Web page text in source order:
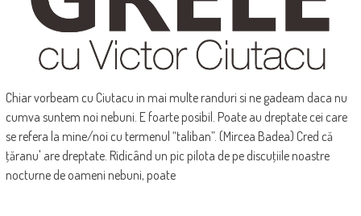
Chiar vorbeam cu Ciutacu in mai multe randuri si ne gadeam daca nu
cumva suntem noi nebuni. E foarte posibil. Poate au dreptate cei care
se refera la mine/noi cu termenul “taliban”. (Mircea Badea) Cred că
ţăranu' are dreptate. Ridicând un pic pilota de pe discuţiile noastre
nocturne de oameni nebuni, poate